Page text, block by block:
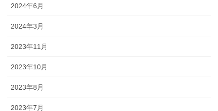
2024年6月
2024年3月
2023年11月
2023年10月
2023年8月
2023年7月